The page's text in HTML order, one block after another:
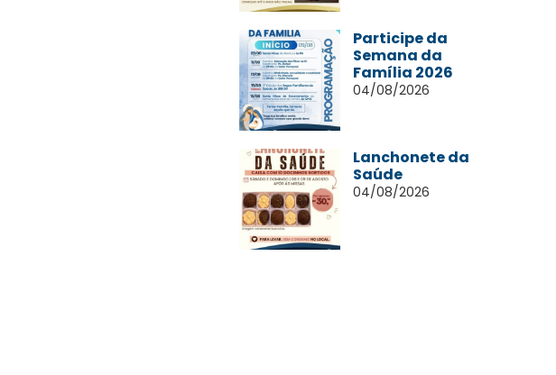
Participe da
Semana da
Família 2026
04/08/2026
Lanchonete da
Saúde
04/08/2026